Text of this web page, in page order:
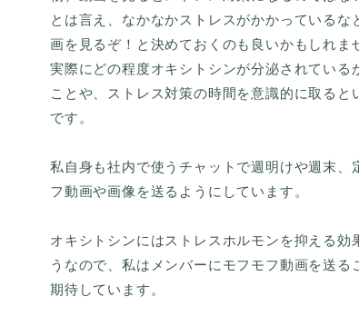
とは言え、なかなかストレスがかかっている
画を見るぞ！と決めておくのも良いかもしれま
実際にどの程度オキシトシンが分泌されてい
ことや、ストレス対策の時間を意識的に取る
です。
私自身も社内で使うチャットで週明けや週末
フ動画や画像を送るようにしています。
オキシトシンにはストレスホルモンを抑える
うなので、私はメンバーにモフモフ動画を送
期待しています。